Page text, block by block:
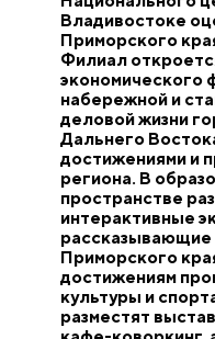
Владивостоке
Приморского
Филиал
экономического
набережной и
деловой жизни
Дальнего
достижениями и
региона. В
пространстве
интерактивные
рассказывающие
Приморского
достижениям
культуры и
разместят